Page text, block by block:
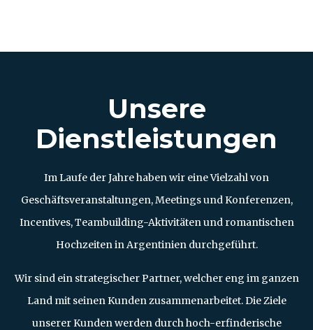
Unsere
Dienstleistungen
Im Laufe der Jahre haben wir eine Vielzahl von
Geschäftsveranstaltungen, Meetings und Konferenzen,
Incentives, Teambuilding-Aktivitäten und romantischen
Hochzeiten in Argentinien durchgeführt.
Wir sind ein strategischer Partner, welcher eng im ganzen
Land mit seinen Kunden zusammenarbeitet. Die Ziele
unserer Kunden werden durch hoch-erfinderische